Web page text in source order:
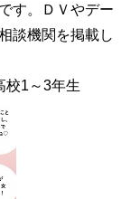
す。ＤＶやデー
談機関を掲載し
校1～3年生